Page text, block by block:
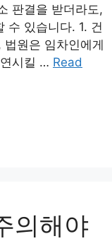
판결을 받더라도,
수 있습니다. 1. 건
원은 임차인에게
시킬 … Read
의해야